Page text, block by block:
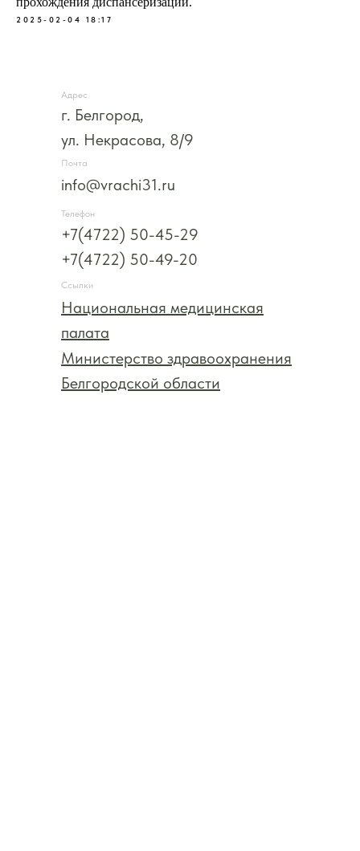
2025-02-04 18:17
Адрес
Почта
Телефон
Ссылки
г. Белгород,
ул. Некрасова, 8/9
info@vrachi31.ru
+7(4722) 50-45-29
+7(4722) 50-49-20
Национальная медицинская
палата
Министерство здравоохранения
Белгородской области